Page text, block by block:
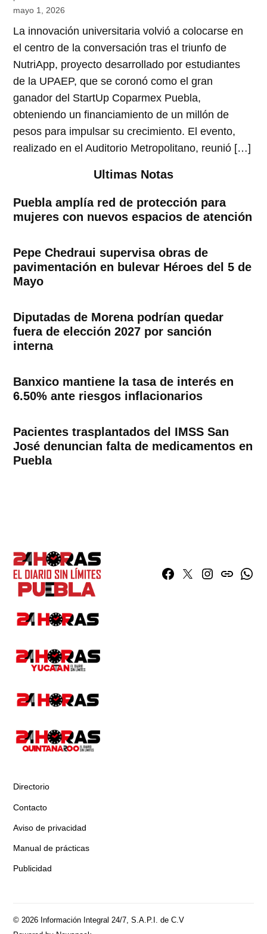
mayo 1, 2026
La innovación universitaria volvió a colocarse en
el centro de la conversación tras el triunfo de
NutriApp, proyecto desarrollado por estudiantes
de la UPAEP, que se coronó como el gran
ganador del StartUp Coparmex Puebla,
obteniendo un financiamiento de un millón de
pesos para impulsar su crecimiento. El evento,
realizado en el Auditorio Metropolitano, reunió […]
Ultimas Notas
Puebla amplía red de protección para
mujeres con nuevos espacios de atención
Pepe Chedraui supervisa obras de
pavimentación en bulevar Héroes del 5 de
Mayo
Diputadas de Morena podrían quedar
fuera de elección 2027 por sanción
interna
Banxico mantiene la tasa de interés en
6.50% ante riesgos inflacionarios
Pacientes trasplantados del IMSS San
José denuncian falta de medicamentos en
Puebla
Facebook
TwitterInstagram
issuu
Directorio
Contacto
Aviso de privacidad
Manual de prácticas
Publicidad
© 2026 Información Integral 24/7, S.A.P.I. de C.V